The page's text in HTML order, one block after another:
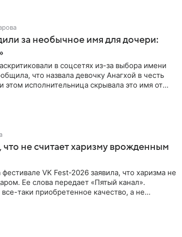
за необычное имя для дочери:
в соцсетях из-за выбора имени
что назвала девочку Анагхой в честь
этом исполнительница скрывала это имя от
что не считает харизму врожденным
VK Fest-2026 заявила, что харизма не
Ее слова передает «Пятый канал».
таки приобретенное качество, а не